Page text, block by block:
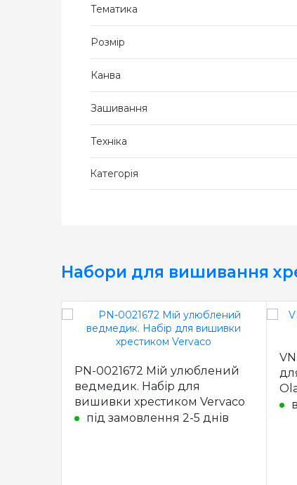
Тематика
Розмір
Канва
Зашивання
Техніка
Категорія
Набори для вишивання
PN-0021672 Мій улюблений
ведмедик. Набір для
вишивки хрестиком Vervaco
під замовлення 2-5 днів